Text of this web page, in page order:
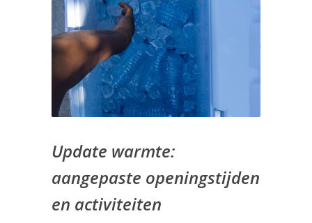
Update warmte:
aangepaste openingstijden
en activiteiten